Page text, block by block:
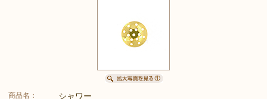
商品名： シャワー